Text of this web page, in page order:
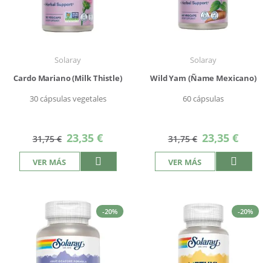
Solaray
Cardo Mariano (Milk Thistle)
30 cápsulas vegetales
31,75 € Precio
especial
23,35 €
VER MÁS
Solaray
Wild Yam (Ñame Mexicano)
60 cápsulas
31,75 € Precio
especial
23,35 €
VER MÁS
-20% -20%